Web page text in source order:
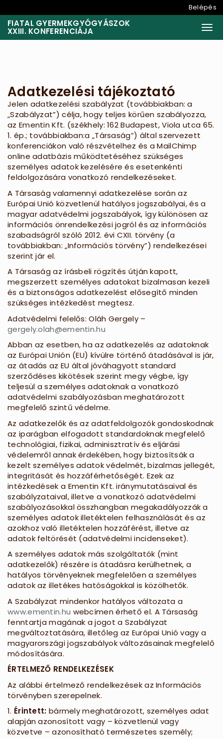
Belépés
FIATAL GYERMEKGYÓGYÁSZOK
XXIII. KONFERENCIÁJA
Adatkezelési tájékoztató
Jelen adatkezelési szabályzat (továbbiakban: a
„Szabályzat”) célja, hogy teljes körűen szabályozza,
az Ementin Kft. (székhely: 162 Budapest, Viola utca 65.
1. ép.; továbbiakban:a „Társaság”) által szervezett
konferenciákon való részvételhez és a MailChimp
online adatbázis működtetéséhez szükséges
személyes adatok kezelésére és esetenkénti
feldolgozására vonatkozó rendelkezéseket.
A Társaság valamennyi adatkezelése során az
Európai Unió közvetlenül hatályos jogszabályai, és a
magyar adatvédelmi jogszabályok, így különösen az
információs önrendelkezési jogról és az információs
szabadságról szóló 2012. évi CXII. törvény (a
továbbiakban: „Információs törvény”) rendelkezései
szerint jár el.
A Társaság az írásbeli rögzítés útján kapott,
megszerzett személyes adatokat bizalmasan kezeli
és a biztonságos adatkezelést elősegítő minden
szükséges intézkedést megtesz.
Adatvédelmi felelős: Oláh Gergely –
gergely.olah@ementin.hu
Abban az esetben, ha az adatkezelés az adatoknak
az Európai Unión (EU) kívülre történő átadásával is jár,
az átadás az EU által jóváhagyott standard
szerződéses kikötések szerint megy végbe, így
teljesül a személyes adatoknak a vonatkozó
adatvédelmi szabályozásban meghatározott
megfelelő szintű védelme.
Az adatkezelők és az adatfeldolgozók gondoskodnak
az iparágban elfogadott standardoknak megfelelő
technológiai, fizikai, adminisztratív és eljárási
védelemről annak érdekében, hogy biztosítsák a
kezelt személyes adatok védelmét, bizalmas jellegét,
integritását és hozzáférhetőségét. Ezek az
intézkedések a Ementin Kft. iránymutatásaival és
szabályzataival, illetve a vonatkozó adatvédelmi
szabályozásokkal összhangban megakadályozzák a
személyes adatok illetéktelen felhasználását és az
azokhoz való illetéktelen hozzáférést, illetve az
adatok feltörését (adatvédelmi incidenseket).
A személyes adatok más szolgáltatók (mint
adatkezelők) részére is átadásra kerülhetnek, a
hatályos törvényeknek megfelelően a személyes
adatok az illetékes hatóságokkal is közölhetők.
A Szabályzat mindenkor hatályos változata a
www.ementin.hu webcímen érhető el. A Társaság
fenntartja magának a jogot a Szabályzat
megváltoztatására, illetőleg az Európai Unió vagy a
magyarországi jogszabályok változásainak megfelelő
módosítására.
ÉRTELMEZŐ RENDELKEZÉSEK
Az alábbi értelmező rendelkezések az Információs
törvényben szerepelnek.
1. Érintett: bármely meghatározott, személyes adat
alapján azonosított vagy – közvetlenül vagy
közvetve – azonosítható természetes személy;